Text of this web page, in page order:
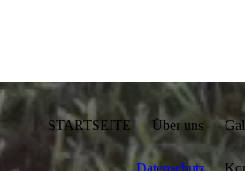
STARTSEITE Über uns